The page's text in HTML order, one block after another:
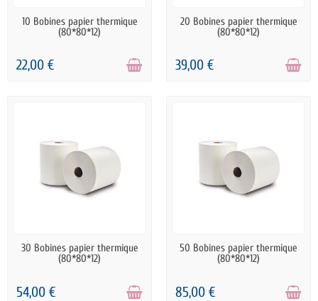
RUPTURE DE STOCK
10 Bobines papier thermique
(80*80*12)
22,00 €
RUPTURE DE STOCK
20 Bobines papier thermique
(80*80*12)
39,00 €
RUPTURE DE STOCK
30 Bobines papier thermique
(80*80*12)
54,00 €
RUPTURE DE STOCK
50 Bobines papier thermique
(80*80*12)
85,00 €